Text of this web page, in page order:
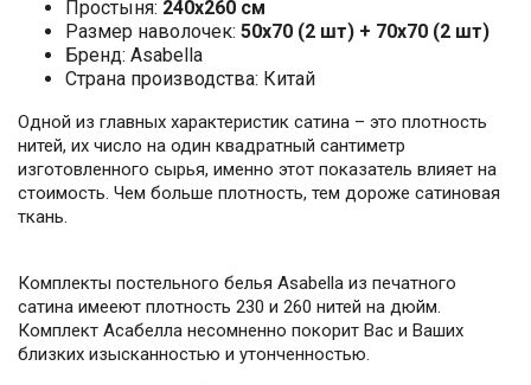
Простыня: 240х260 см
Размер наволочек: 50x70 (2 шт) + 70x70 (2 шт)
Бренд: Asabella
Страна производства: Китай
Одной из главных характеристик сатина – это плотность
нитей, их число на один квадратный сантиметр
изготовленного сырья, именно этот показатель влияет на
стоимость. Чем больше плотность, тем дороже сатиновая
ткань.
Комплекты постельного белья Asabella из печатного
сатина имееют плотность 230 и 260 нитей на дюйм.
Комплект Асабелла несомненно покорит Вас и Ваших
близких изысканностью и утонченностью.